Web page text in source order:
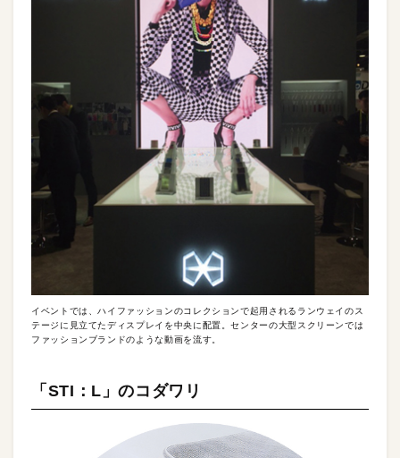
イベントでは、ハイファッションのコレクションで起用されるランウェイのス
テージに見立てたディスプレイを中央に配置。センターの大型スクリーンでは
ファッションブランドのような動画を流す。
「STI：L」のコダワリ